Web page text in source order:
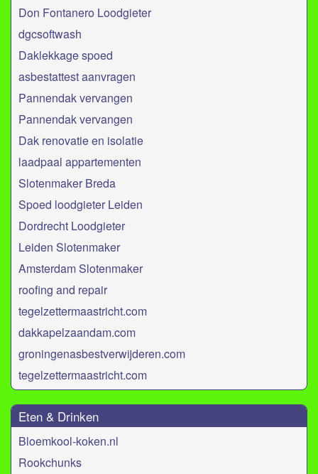
Don Fontanero Loodgieter
dgcsoftwash
Daklekkage spoed
asbestattest aanvragen
Pannendak vervangen
Pannendak vervangen
Dak renovatie en isolatie
laadpaal appartementen
Slotenmaker Breda
Spoed loodgieter Leiden
Dordrecht Loodgieter
Leiden Slotenmaker
Amsterdam Slotenmaker
roofing and repair
tegelzettermaastricht.com
dakkapelzaandam.com
groningenasbestverwijderen.com
tegelzettermaastricht.com
Eten & Drinken
Bloemkool-koken.nl
Rookchunks